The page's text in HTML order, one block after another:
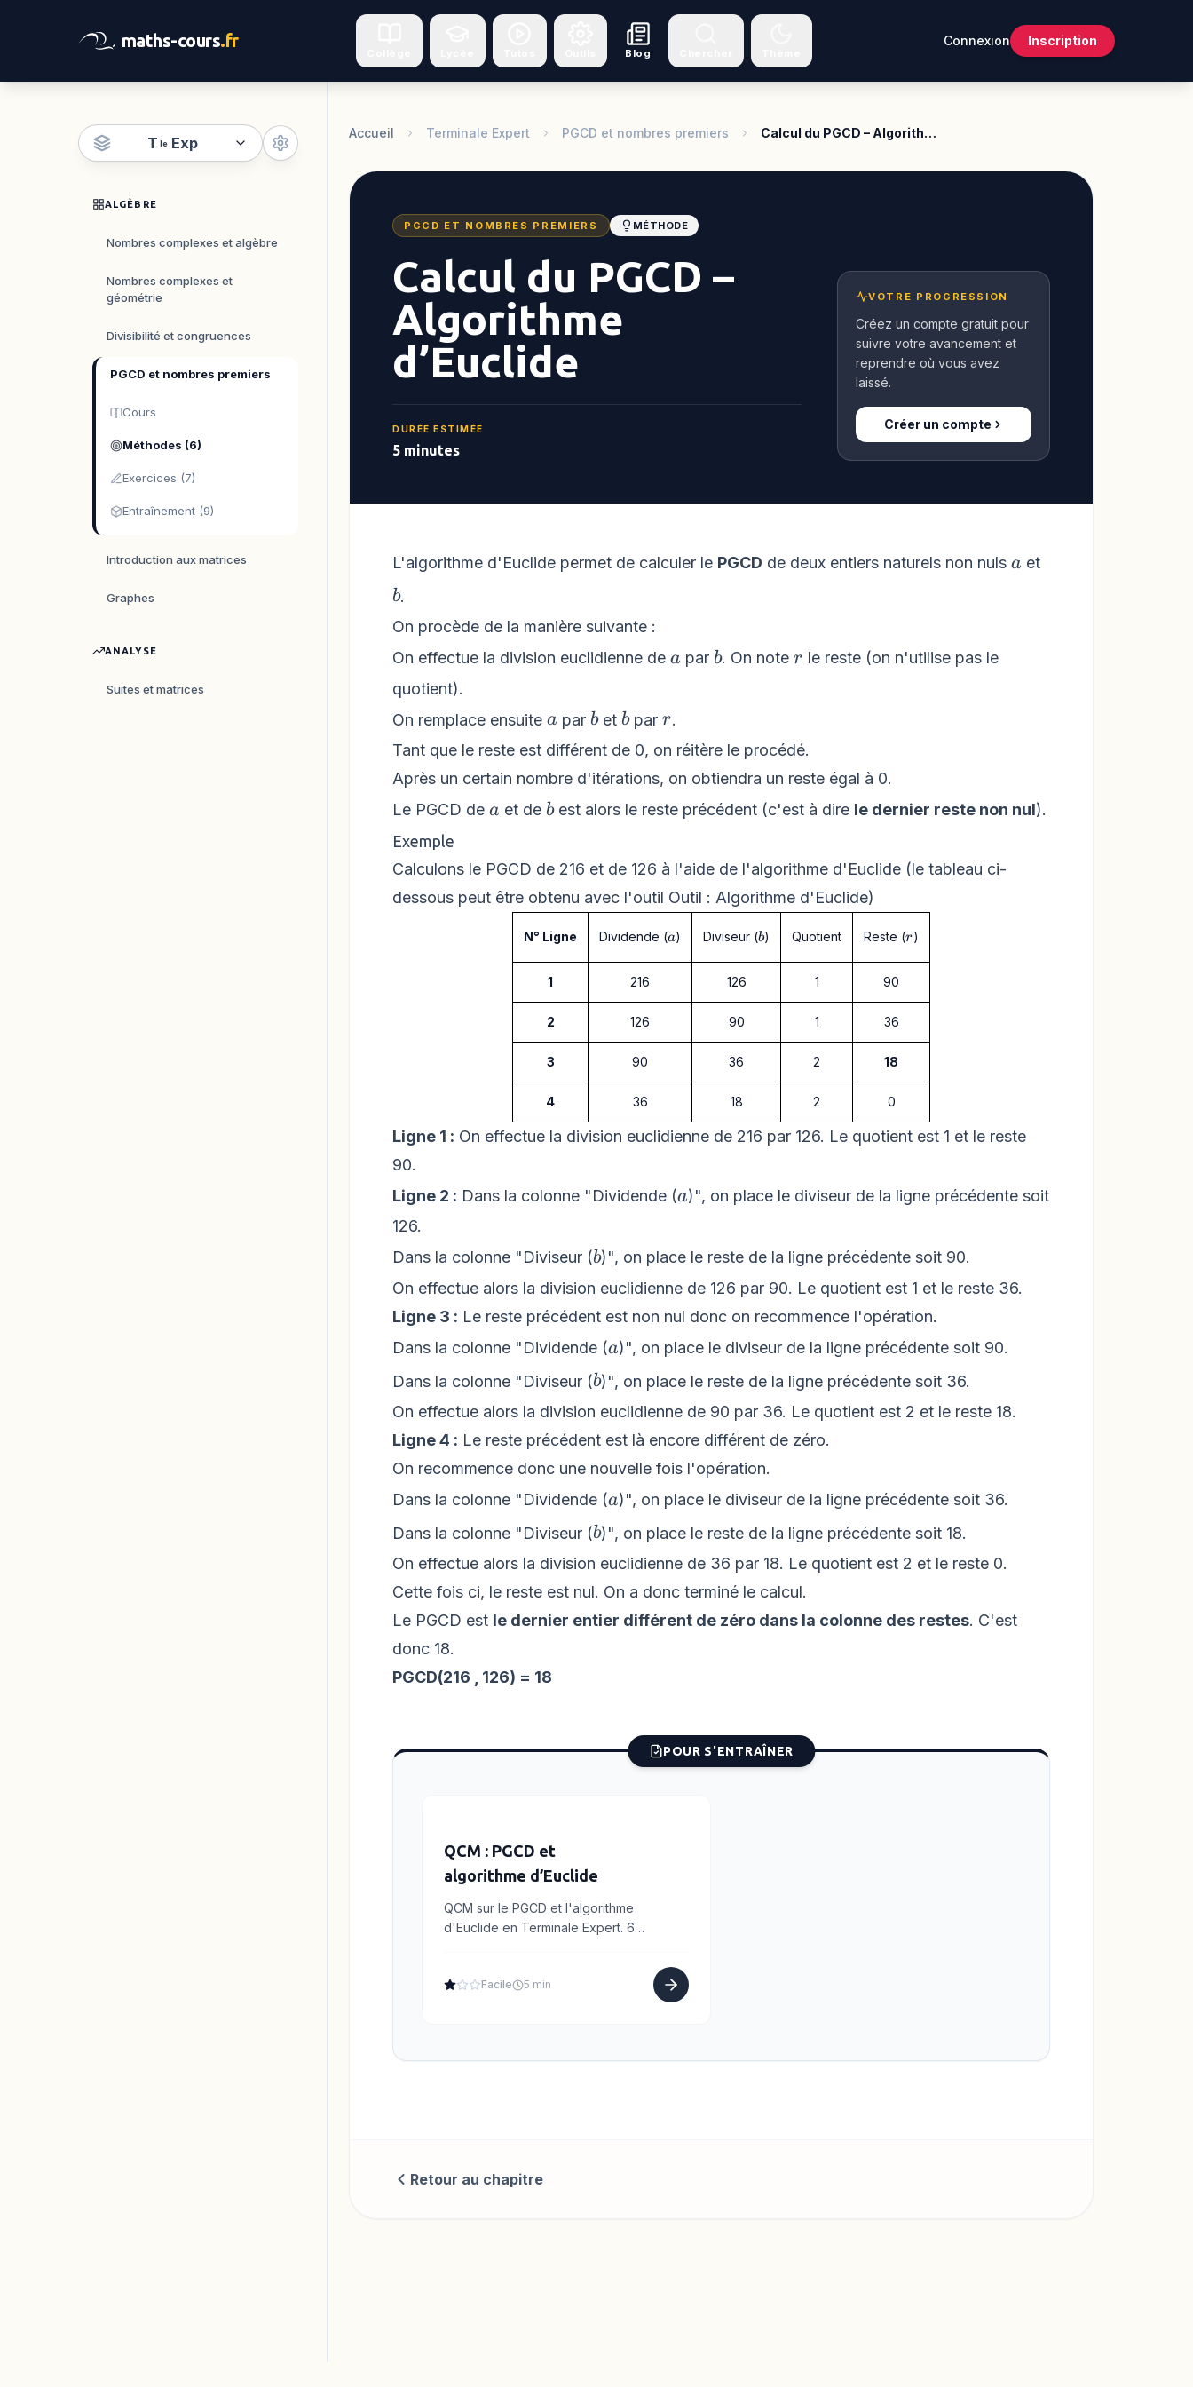
maths-cours.fr
Blog
Connexion Inscription
T leExp
ALGÈBRE
Nombres complexes et algèbre
Nombres complexes et
géométrie
Divisibilité et congruences
PGCD et nombres premiers
Cours
Méthodes (6)
Exercices (7)
Entraînement (9)
Introduction aux matrices
Graphes
ANALYSE
Suites et matrices
Accueil Terminale Expert PGCD et nombres premiers Calcul du PGCD – Algorith…
PGCD ET NOMBRES PREMIERS MÉTHODE
Calcul du PGCD –
Algorithme
d’Euclide
DURÉE ESTIMÉE
5 minutes
VOTRE PROGRESSION
Créez un compte gratuit pour
suivre votre avancement et
reprendre où vous avez
laissé.
Créer un compte
L'algorithme d'Euclide permet de calculer le PGCD de deux entiers naturels non nuls a
a et
b
b.
On procède de la manière suivante :
On effectue la division euclidienne de a
a par b
b. On note r
r le reste (on n'utilise pas le
quotient).
On remplace ensuite a
a par b
bet b
bpar r
r.
Tant que le reste est différent de 0, on réitère le procédé.
Après un certain nombre d'itérations, on obtiendra un reste égal à 0.
Le PGCD de a
a et de b
best alors le reste précédent (c'est à dire le dernier reste non nul).
Exemple
Calculons le PGCD de 216 et de 126 à l'aide de l'algorithme d'Euclide (le tableau ci-
dessous peut être obtenu avec l'outil Outil : Algorithme d'Euclide)
N° Ligne Dividende (a
a) Diviseur (b
b) Quotient Reste (r
r)
1 216 126 1 90
2 126 90 1 36
3 90 36 2 18
4 36 18 2 0
Ligne 1 : On effectue la division euclidienne de 216 par 126. Le quotient est 1 et le reste
90.
Ligne 2 : Dans la colonne "Dividende (a
a)", on place le diviseur de la ligne précédente soit
126.
Dans la colonne "Diviseur (b
b)", on place le reste de la ligne précédente soit 90.
On effectue alors la division euclidienne de 126 par 90. Le quotient est 1 et le reste 36.
Ligne 3 : Le reste précédent est non nul donc on recommence l'opération.
Dans la colonne "Dividende (a
a)", on place le diviseur de la ligne précédente soit 90.
Dans la colonne "Diviseur (b
b)", on place le reste de la ligne précédente soit 36.
On effectue alors la division euclidienne de 90 par 36. Le quotient est 2 et le reste 18.
Ligne 4 : Le reste précédent est là encore différent de zéro.
On recommence donc une nouvelle fois l'opération.
Dans la colonne "Dividende (a
a)", on place le diviseur de la ligne précédente soit 36.
Dans la colonne "Diviseur (b
b)", on place le reste de la ligne précédente soit 18.
On effectue alors la division euclidienne de 36 par 18. Le quotient est 2 et le reste 0.
Cette fois ci, le reste est nul. On a donc terminé le calcul.
Le PGCD est le dernier entier différent de zéro dans la colonne des restes. C'est
donc 18.
PGCD(216 , 126) = 18
POUR S'ENTRAÎNER
QCM : PGCD et
algorithme d’Euclide
QCM sur le PGCD et l'algorithme
d'Euclide en Terminale Expert. 6
divisions successives et du dernier reste
non nul.Facile 5 min
Retour au chapitre